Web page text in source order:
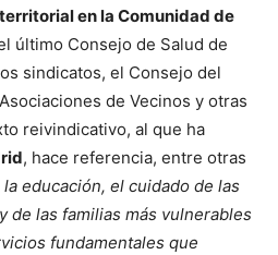
en la Comunidad de
último Consejo de Salud de
sindicatos, el Consejo del
de Vecinos y otras
reivindicativo, al que ha
, hace referencia, entre otras
la educación, el cuidado de las
de las familias más vulnerables
fundamentales que